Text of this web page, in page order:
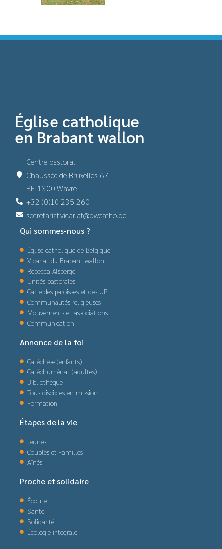
Église catholique
en Brabant wallon
Centre pastoral
Chaussée de Bruxelles 67
BE-1300 Wavre
+32 (0)10 235 260
secretariat.vicariat@bwcatho.be
Qui sommes-nous ?
Église catholique de Belgique
Vicariat du Brabant wallon
Rebecca Alsberge
Unités pastorales
Carte des paroisses et des UP
Communautés religieuses
Mouvements et associations
Communication
Annonce de la foi
Catéchèse (enfants)
Catéchuménat (adultes)
Bibliothèque
Tous disciples en mission
Formation
Étapes de la vie
Jeunes
Couples et Familles
Aînés
Proche et solidaire
Écoute
Santé
Solidarité
Écologie intégrale